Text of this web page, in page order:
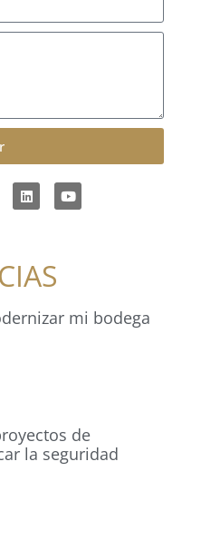
mi bodega
de
la seguridad